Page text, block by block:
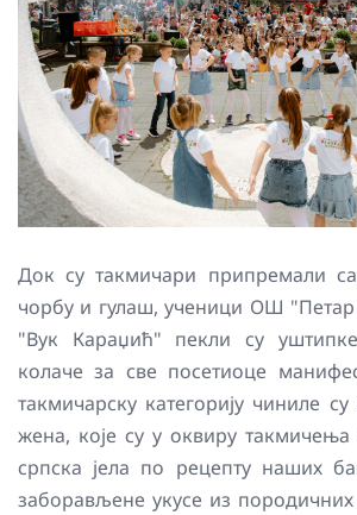
Док су такмичари припремали
чорбу и гулаш, ученици ОШ
"Вук Караџић" пекли су
колаче за све посетиоце
такмичарску категорију чиниле
жена, које су у оквиру
српска јела по рецепту наших
заборављене укусе из породичних